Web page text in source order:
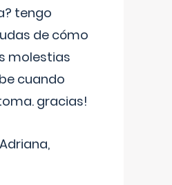
tengo
de cómo
molestias
cuando
gracias!